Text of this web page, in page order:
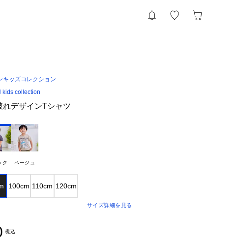
キッズコレクション
kids collection
れデザインTシャツ
ク ベージュ
100cm 110cm 120cm
サイズ詳細を見る
税込